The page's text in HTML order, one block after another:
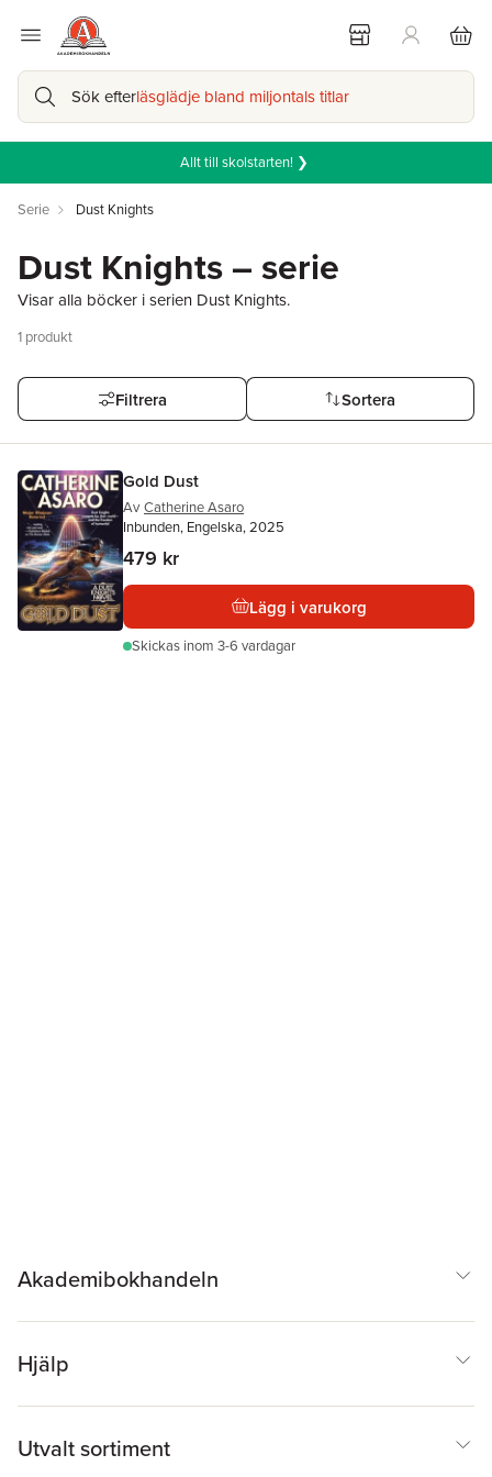
Sök efterläsglädje bland miljontals titlar
Allt till skolstarten! ❯
Serie Dust Knights
Dust Knights – serie
Visar alla böcker i serien Dust Knights.
1 produkt
Filtrera Sortera
Gold Dust
Av Catherine Asaro
Inbunden, Engelska, 2025
479 kr
Lägg i varukorg
Skickas inom 3-6 vardagar
Akademibokhandeln
Hjälp
Utvalt sortiment